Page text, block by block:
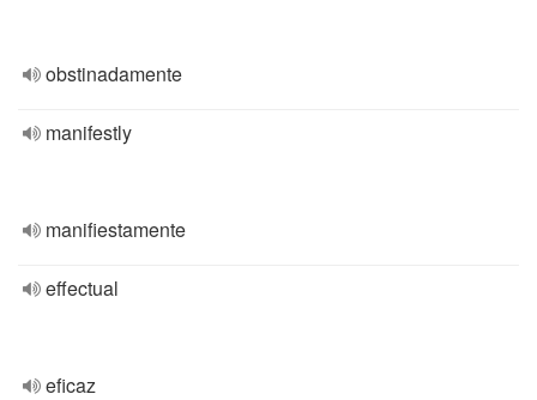
obstinadamente
manifestly
manifiestamente
effectual
eficaz